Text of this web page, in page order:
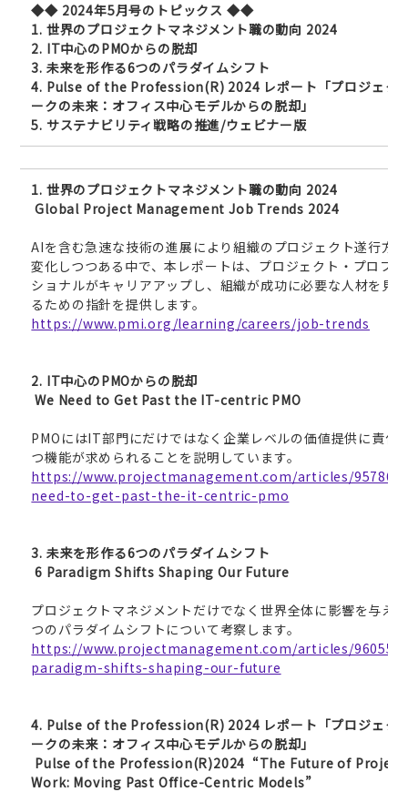
◆◆ 2024年5月号のトピックス ◆◆
1. 世界のプロジェクトマネジメント職の動向 2024
2. IT中心のPMOからの脱却
3. 未来を形作る6つのパラダイムシフト
4. Pulse of the Profession(R) 2024 レポート「プロジェク
ークの未来：オフィス中心モデルからの脱却」
5. サステナビリティ戦略の推進/ウェビナー版
1. 世界のプロジェクトマネジメント職の動向 2024
Global Project Management Job Trends 2024
AIを含む急速な技術の進展により組織のプロジェクト遂行方
変化しつつある中で、本レポートは、プロジェクト・プロフ
ショナルがキャリアアップし、組織が成功に必要な人材を見
るための指針を提供します。
https://www.pmi.org/learning/careers/job-trends
2. IT中心のPMOからの脱却
We Need to Get Past the IT-centric PMO
PMOにはIT部門にだけではなく企業レベルの価値提供に責任
つ機能が求められることを説明しています。
https://www.projectmanagement.com/articles/
need-to-get-past-the-it-centric-pmo
3. 未来を形作る6つのパラダイムシフト
6 Paradigm Shifts Shaping Our Future
プロジェクトマネジメントだけでなく世界全体に影響を与え
つのパラダイムシフトについて考察します。
https://www.projectmanagement.com/articles/
paradigm-shifts-shaping-our-future
4. Pulse of the Profession(R) 2024 レポート「プロジェク
ークの未来：オフィス中心モデルからの脱却」
Pulse of the Profession(R)2024 “The Future of Project
Work: Moving Past Office-Centric Models”